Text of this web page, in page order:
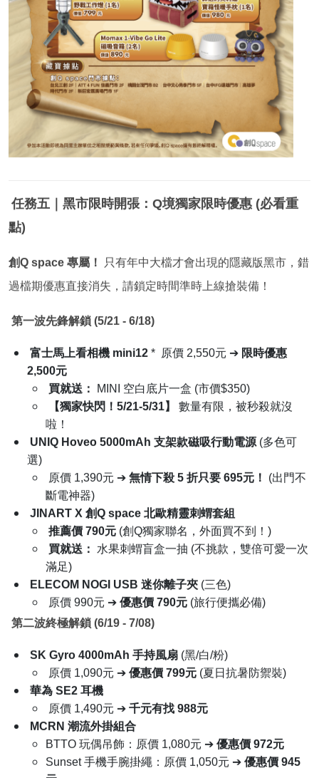
任務五｜黑市限時開張：Q境獨家限時優惠 (必看重
創Q space 專屬！
過檔期優惠直接消失，請鎖定時間準時上線搶裝備！
第一波先鋒解鎖 (5/21 - 6/18)
富士馬上看相機 mini12
2,500元
買就送：MINI 空白底片一盒 (市價$350)
【獨家快閃！5/21-5/31】數量有限，被秒殺就沒
啦！
UNIQ Hoveo 5000mAh支架款磁吸行動電源(多色可
原價 1,390元 ➔無情下殺 5 折只要 695元！
斷電神器)
JINART X創Q space 北歐精靈刺蝟套組
買就送：水果刺蝟盲盒一抽 (不挑款，雙倍可愛一次
滿足)
ELECOM NOGI USB
原價 990元 ➔
優惠價 790元(旅行便攜必備)
第二波終極解鎖 (6/19 - 7/08)
SK Gyro 4000mAh手持風扇(黑/白/粉)